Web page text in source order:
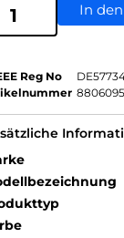
In
Reg No